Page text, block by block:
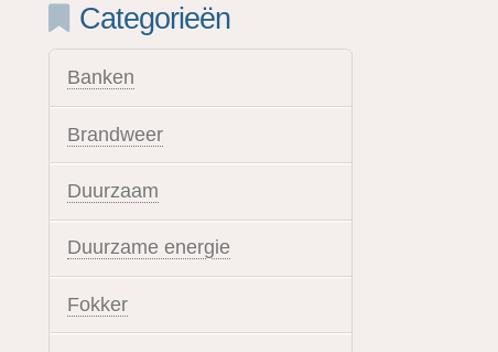
Categorieën
Banken
Brandweer
Duurzaam
Duurzame energie
Fokker